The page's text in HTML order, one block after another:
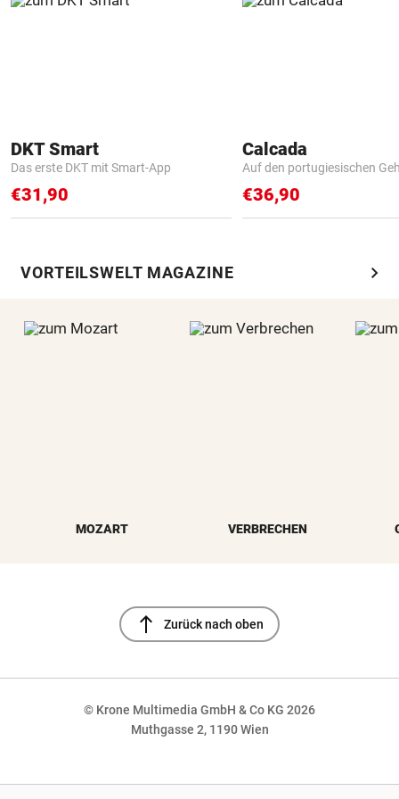
DKT Smart
Das erste DKT mit Smart-App
€31,90
Calcada
Auf den portugiesischen
€36,90
VORTEILSWELT MAGAZINE chevron_right
MOZART VERBRECHEN
north Zurück nach oben
© Krone Multimedia GmbH & Co KG 2026
Muthgasse 2, 1190 Wien
NaN%